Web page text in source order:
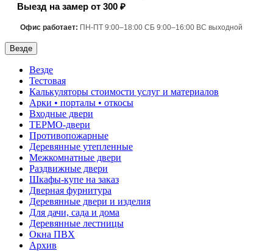
Выезд на замер от 300 ₽
Офис работает: ПН-ПТ 9:00–18:00 СБ 9:00–16:00 ВС выходной
Везде
Везде
Тестовая
Калькуляторы стоимости услуг и материалов
Арки • порталы • откосы
Входные двери
ТЕРМО-двери
Противопожарные
Деревянные утепленные
Межкомнатные двери
Раздвижные двери
Шкафы-купе на заказ
Дверная фурнитура
Деревянные двери и изделия
Для дачи, сада и дома
Деревянные лестницы
Окна ПВХ
Архив